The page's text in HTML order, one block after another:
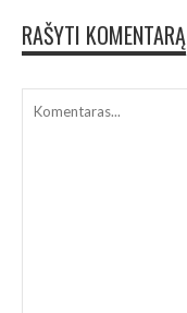
RAŠYTI KOMENTARĄ